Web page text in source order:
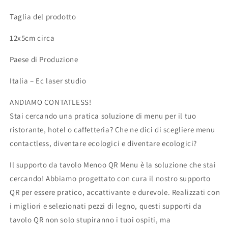
Taglia del prodotto
12x5cm circa
Paese di Produzione
Italia – Ec laser studio
ANDIAMO CONTATLESS!
Stai cercando una pratica soluzione di menu per il tuo
ristorante, hotel o caffetteria? Che ne dici di scegliere menu
contactless, diventare ecologici e diventare ecologici?
Il supporto da tavolo Menoo QR Menu è la soluzione che stai
cercando! Abbiamo progettato con cura il nostro supporto
QR per essere pratico, accattivante e durevole. Realizzati con
i migliori e selezionati pezzi di legno, questi supporti da
tavolo QR non solo stupiranno i tuoi ospiti, ma